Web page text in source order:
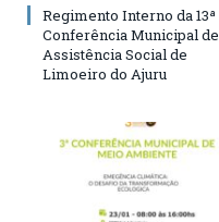
Regimento Interno da 13ª
Conferência Municipal de
Assistência Social de
Limoeiro do Ajuru